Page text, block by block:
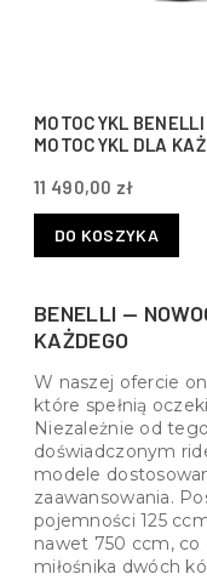
MOTOCYKL
MOTOCYKL DLA
11 490,00 zł
DO KOSZYKA
BENELLI —
KAŻDEGO
W naszej ofercie
które spełnią
Niezależnie od
doświadczonym
modele
zaawansowania.
pojemności 125
nawet 750 ccm, co
miłośnika dwóch